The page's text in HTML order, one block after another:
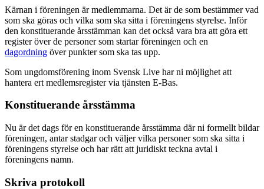
Kärnan i föreningen är medlemmarna. Det är de som bestämmer vad
som ska göras och vilka som ska sitta i föreningens styrelse. Inför
den konstituerande årsstämman kan det också vara bra att göra ett
register över de personer som startar föreningen och en
dagordning över punkter som ska tas upp.
Som ungdomsförening inom Svensk Live har ni möjlighet att
hantera ert medlemsregister via tjänsten E-Bas.
Konstituerande årsstämma
Nu är det dags för en konstituerande årsstämma där ni formellt bildar
föreningen, antar stadgar och väljer vilka personer som ska sitta i
föreningens styrelse och har rätt att juridiskt teckna avtal i
föreningens namn.
Skriva protokoll